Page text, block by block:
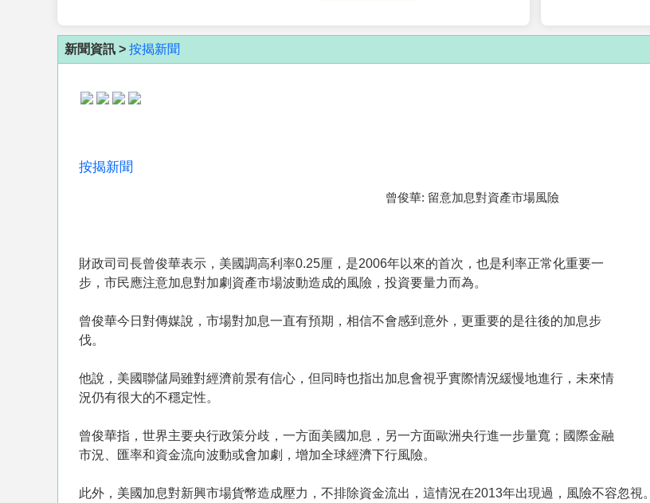
新聞資訊 > 按揭新聞
按揭新聞
曾俊華: 留意加息對資產市場風險
財政司司長曾俊華表示，美國調高利率0.25厘，是2006年以來的首次，也是利率正常化重要一
步，市民應注意加息對加劇資產市場波動造成的風險，投資要量力而為。
曾俊華今日對傳媒說，市場對加息一直有預期，相信不會感到意外，更重要的是往後的加息步
伐。
他說，美國聯儲局雖對經濟前景有信心，但同時也指出加息會視乎實際情況緩慢地進行，未來情
況仍有很大的不穩定性。
曾俊華指，世界主要央行政策分歧，一方面美國加息，另一方面歐洲央行進一步量寬；國際金融
市況、匯率和資金流向波動或會加劇，增加全球經濟下行風險。
此外，美國加息對新興市場貨幣造成壓力，不排除資金流出，這情況在2013年出現過，風險不容忽視。